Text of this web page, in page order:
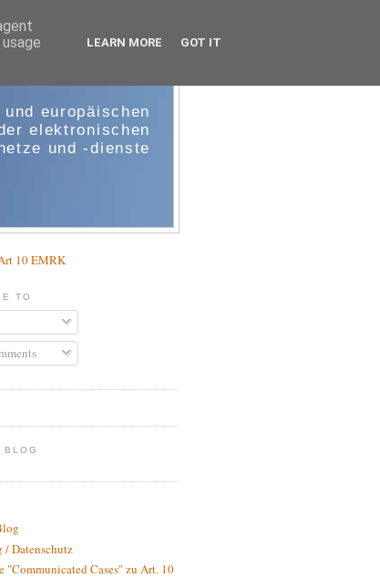
europäischen
elektronischen
und -dienste
10 EMRK
TO
BLOG
/ Datenschutz
"Communicated Cases" zu Art. 10
LEARN MORE GOT IT